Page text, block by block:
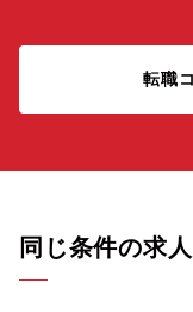
転職
同じ条件の求